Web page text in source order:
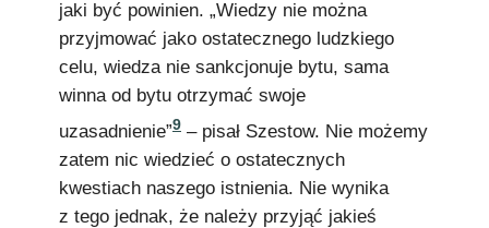
jaki być powinien. „Wiedzy nie można
przyjmować jako ostatecznego ludzkiego
celu, wiedza nie sankcjonuje bytu, sama
winna od bytu otrzymać swoje
uzasadnienie”9 – pisał Szestow. Nie możemy
zatem nic wiedzieć o ostatecznych
kwestiach naszego istnienia. Nie wynika
z tego jednak, że należy przyjąć jakieś